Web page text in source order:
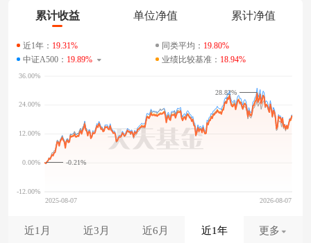
累计收益 单位净值 累计净值
近1年： 19.31% 同类平均： 19.80%
中证A500： 19.89% 业绩比较基准： 18.94%
-0.21%
28.82%
近1月 近3月 近6月 近1年 更多